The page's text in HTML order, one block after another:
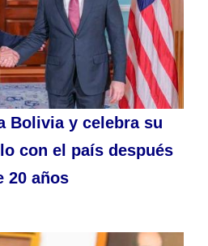
Bolivia y celebra su
con el país después
20 años